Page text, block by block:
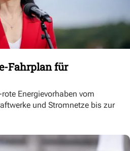
Fahrplan für
Energievorhaben vom
und Stromnetze bis zur